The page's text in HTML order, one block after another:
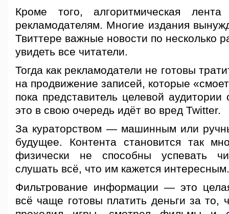
Кроме того, алгоритмическая
рекламодателям. Многие издания
Твиттере важные новости по несколько
увидеть все читатели.
Тогда как рекламодатели не готовы
на продвижение записей, которые
пока представитель целевой
это в свою очередь идёт во вред Twitter.
За кураторством — машинным или
будущее. Контента становится так
физически не способны успевать
слушать всё, что им кажется интересным.
Фильтрование информации — это
всё чаще готовы платить деньги за то,